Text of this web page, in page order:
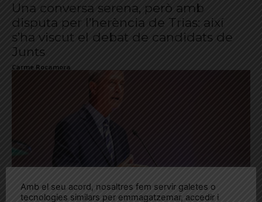
Una conversa serena, però amb
disputa per l’herència de Trias: així
s’ha viscut el debat de candidats de
Junts
Carme Rocamora
Amb el seu acord, nosaltres fem servir galetes o
tecnologies similars per emmagatzemar, accedir i